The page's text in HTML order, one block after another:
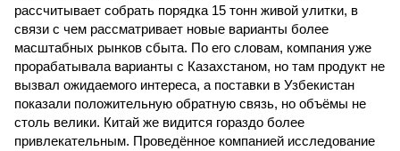
рассчитывает собрать порядка 15 тонн живой улитки, в
связи с чем рассматривает новые варианты более
масштабных рынков сбыта. По его словам, компания уже
прорабатывала варианты с Казахстаном, но там продукт не
вызвал ожидаемого интереса, а поставки в Узбекистан
показали положительную обратную связь, но объёмы не
столь велики. Китай же видится гораздо более
привлекательным. Проведённое компанией исследование